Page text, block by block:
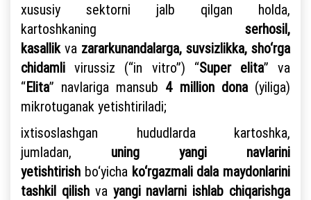
xususiy sektorni jalb qilgan holda,
kartoshkaning serhosil,
kasallik va zararkunandalarga, suvsizlikka, sho‘rga
chidamlivirussiz (“in vitro”) “Super elita” va
“Elita” navlariga mansub 4 million dona(yiliga)
mikrotuganak yetishtiriladi;
ixtisoslashgan hududlarda kartoshka,
jumladan, uning yangi navlarini
yetishtirish bo‘yicha ko‘rgazmali dala maydonlarini
tashkil qilish va yangi navlarni ishlab chiqarishga